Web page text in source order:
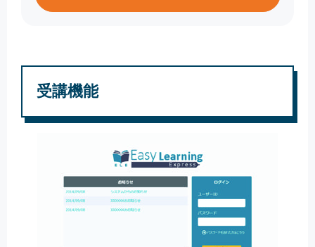
受講機能